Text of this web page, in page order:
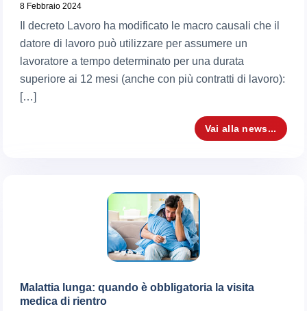
8 Febbraio 2024
Il decreto Lavoro ha modificato le macro causali che il
datore di lavoro può utilizzare per assumere un
lavoratore a tempo determinato per una durata
superiore ai 12 mesi (anche con più contratti di lavoro):
[…]
Vai alla news...
Malattia lunga: quando è obbligatoria la visita
medica di rientro